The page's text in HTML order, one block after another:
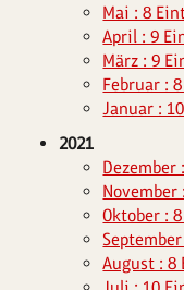
Mai : 8
April : 9
März : 9
Februar :
Januar :
2021
Dezember
November
Oktober :
August : 8